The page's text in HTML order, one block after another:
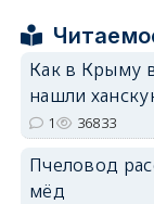
Как в Крыму
нашли
1 36833
Пчеловод
мёд